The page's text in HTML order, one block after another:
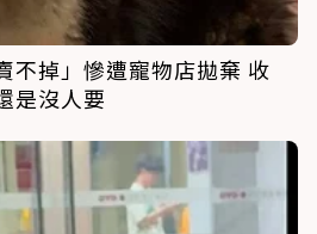
不掉」慘遭寵物店拋棄 收
是沒人要